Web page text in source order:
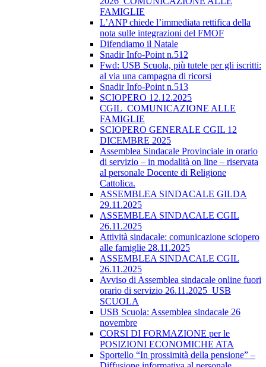
FAMIGLIE
L’ANP chiede l’immediata rettifica della
nota sulle integrazioni del FMOF
Difendiamo il Natale
Snadir Info-Point n.512
Fwd: USB Scuola, più tutele per gli iscritti:
al via una campagna di ricorsi
Snadir Info-Point n.513
SCIOPERO 12.12.2025
CGIL_COMUNICAZIONE ALLE
FAMIGLIE
SCIOPERO GENERALE CGIL 12
DICEMBRE 2025
Assemblea Sindacale Provinciale in orario
di servizio – in modalità on line – riservata
al personale Docente di Religione
Cattolica.
ASSEMBLEA SINDACALE GILDA
29.11.2025
ASSEMBLEA SINDACALE CGIL
26.11.2025
Attività sindacale: comunicazione sciopero
alle famiglie 28.11.2025
ASSEMBLEA SINDACALE CGIL
26.11.2025
Avviso di Assemblea sindacale online fuori
orario di servizio 26.11.2025_USB
SCUOLA
USB Scuola: Assemblea sindacale 26
novembre
CORSI DI FORMAZIONE per le
POSIZIONI ECONOMICHE ATA
Sportello “In prossimità della pensione” –